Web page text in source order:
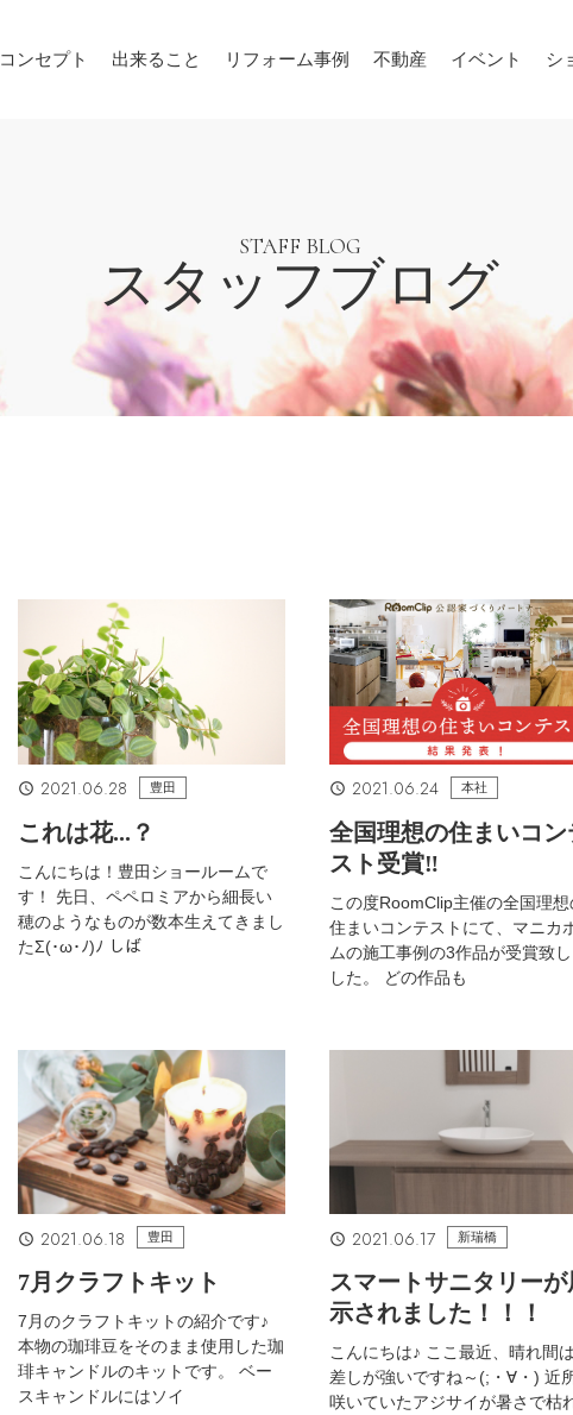
コンセプト 出来ること リフォーム事例 不動産 イベント シ
STAFF BLOG
スタッフブログ
2021.06.28 豊田
これは花...？
こんにちは！豊田ショールームで
す！ 先日、ペペロミアから細長い
穂のようなものが数本生えてきまし
たΣ(･ω･ﾉ)ﾉ しば
2021.06.24 本社
全国理想の住まいコン
スト受賞‼
この度RoomClip主催の全国理想
住まいコンテストにて、マニカ
ムの施工事例の3作品が受賞致し
した。 どの作品も
2021.06.18 豊田
7月クラフトキット
7月のクラフトキットの紹介です♪
本物の珈琲豆をそのまま使用した珈
琲キャンドルのキットです。 ベー
スキャンドルにはソイ
2021.06.17 新瑞橋
スマートサニタリーが
示されました！！！
こんにちは♪ ここ最近、晴れ間
差しが強いですね～(;・∀・) 近
咲いていたアジサイが暑さで枯